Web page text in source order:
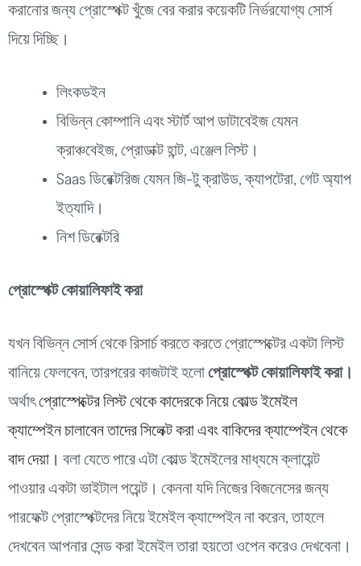
করানোর জন্য প্রোস্পেক্ট খুঁজে বের করার কয়েকটি নির্ভরযোগ্য সোর্স
দিয়ে দিচ্ছি।
লিংকডইন
বিভিন্ন কোম্পানি এবং স্টার্ট আপ ডাটাবেইজ যেমন
ক্রাঞ্চবেইজ, প্রোডাক্ট হান্ট, এঞ্জেল লিস্ট।
Saas ডিরেক্টরিজ যেমন জি-টু ক্রাউড, ক্যাপটেরা, গেট অ্যাপ
ইত্যাদি।
নিশ ডিরেক্টরি
প্রোস্পেক্ট কোয়ালিফাই করা
যখন বিভিন্ন সোর্স থেকে রিসার্চ করতে করতে প্রোস্পেক্টের একটা লিস্ট
বানিয়ে ফেলবেন, তারপরের কাজটাই হলো প্রোস্পেক্ট কোয়ালিফাই করা।
অর্থাৎপ্রোস্পেক্টের লিস্ট থেকে কাদেরকে নিয়ে কোল্ড ইমেইল
ক্যাম্পেইন চালাবেন তাদের সিলেক্ট করা এবং বাকিদের ক্যাম্পেইন থেকে
বাদ দেয়া। বলা যেতে পারে এটা কোল্ড ইমেইলের মাধ্যমে ক্লায়েন্ট
পাওয়ার একটা ভাইটাল পয়েন্ট। কেননা যদি নিজের বিজনেসের জন্য
পারফেক্ট প্রোস্পেক্টদের নিয়ে ইমেইল ক্যাম্পেইন না করেন, তাহলে
দেখবেন আপনার সেন্ড করা ইমেইল তারা হয়তো ওপেন করেও দেখবেনা।